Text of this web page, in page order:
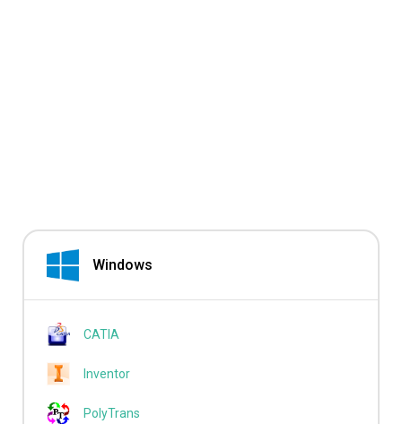
Windows
CATIA
Inventor
PolyTrans